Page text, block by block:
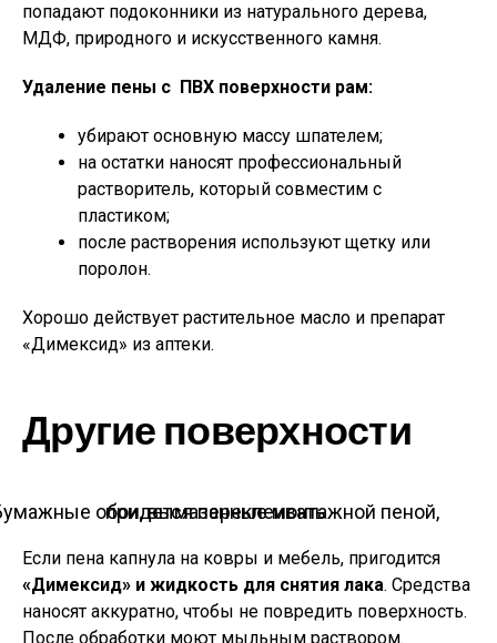
попадают подоконники из натурального дерева,
МДФ, природного и искусственного камня.
Удаление пены с ПВХ поверхности рам:
убирают основную массу шпателем;
на остатки наносят профессиональный
растворитель, который совместим с
пластиком;
после растворения используют щетку или
поролон.
Хорошо действует растительное масло и препарат
«Димексид» из аптеки.
Другие поверхности
Бумажные обои, вымазанные монтажной пеной, придется переклеивать
Если пена капнула на ковры и мебель, пригодится
«Димексид» и жидкость для снятия лака. Средства
наносят аккуратно, чтобы не повредить поверхность.
После обработки моют мыльным раствором.